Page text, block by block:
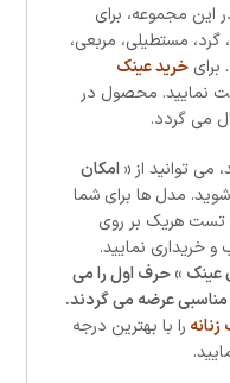
این مجموعه، برای
مستطیلی، مربعی،
برایخرید عینک
نمایید. محصول در
می گردد.
می توانید از « امکان
شوید. مدل ها برای شما
تست هریک بر روی
و خریداری نمایید.
» حرف اول را می
مناسبی عرضه می گردند.
را با بهترین درجه